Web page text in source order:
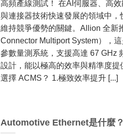
高頻產線測試！ 在AI伺服器、高
與連接器技術快速發展的領域中
維持競爭優勢的關鍵。Allion 全新
Connector Multiport System），
參數量測系統，支援高達 67 GHz
設計，能以極高的效率與精準度
選擇 ACMS？ 1.極致效率提升 [...]
Automotive Ethernet是什麼